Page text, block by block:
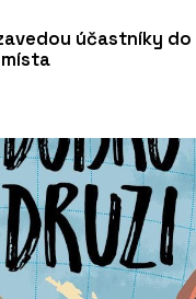
účastníky